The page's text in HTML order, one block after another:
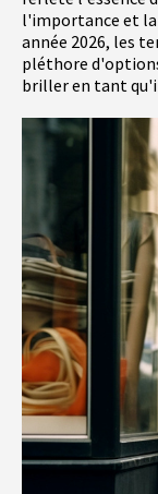
l'importance et
année 2026, les
pléthore
briller en tant